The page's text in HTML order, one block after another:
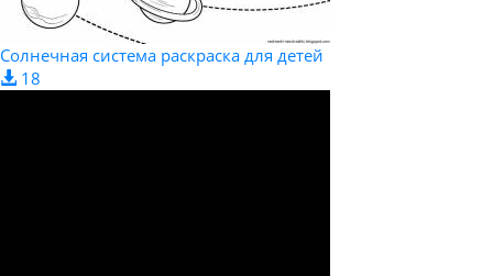
Солнечная система раскраска для детей
18